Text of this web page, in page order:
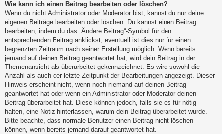
Wie kann ich einen Beitrag bearbeiten oder löschen?
Wenn du nicht Administrator oder Moderator bist, kannst du nur deine
eigenen Beiträge bearbeiten oder löschen. Du kannst einen Beitrag
bearbeiten, indem du das „Ändere Beitrag“-Symbol für den
entsprechenden Beitrag anklickst; eventuell ist dies nur für einen
begrenzten Zeitraum nach seiner Erstellung möglich. Wenn bereits
jemand auf deinen Beitrag geantwortet hat, wird dein Beitrag in der
Themenansicht als überarbeitet gekennzeichnet. Es wird sowohl die
Anzahl als auch der letzte Zeitpunkt der Bearbeitungen angezeigt. Dieser
Hinweis erscheint nicht, wenn noch niemand auf deinen Beitrag
geantwortet hat oder wenn ein Administrator oder Moderator deinen
Beitrag überarbeitet hat. Diese können jedoch, falls sie es für nötig
halten, eine Notiz hinterlassen, warum dein Beitrag überarbeitet wurde.
Bitte beachte, dass normale Benutzer einen Beitrag nicht löschen
können, wenn bereits jemand darauf geantwortet hat.